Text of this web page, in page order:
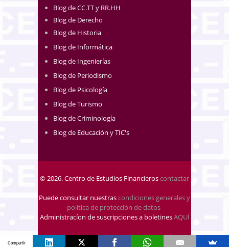
Blog de CC.TT y RR.HH
Blog de Derecho
Blog de Historia
Blog de Informática
Blog de Ingenierías
Blog de Periodismo
Blog de Psicología
Blog de Turismo
Blog de Criminología
Blog de Educación y TIC's
© 2026. Centro de Estudios Financieroscontactar
Puede consultar nuestrascondiciones generales y
política de protección de datos
Administracíon de suscripciones a boletinesAQUÍ
Compartir